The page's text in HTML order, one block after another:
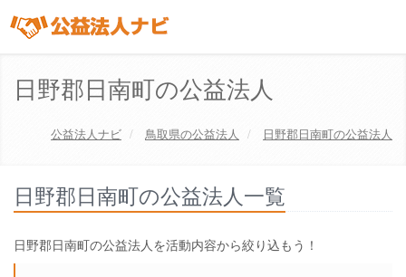
日野郡日南町の公益法人
公益法人ナビ 鳥取県の公益法人 日野郡日南町の公益法人
日野郡日南町の公益法人一覧
日野郡日南町の公益法人を活動内容から絞り込もう！